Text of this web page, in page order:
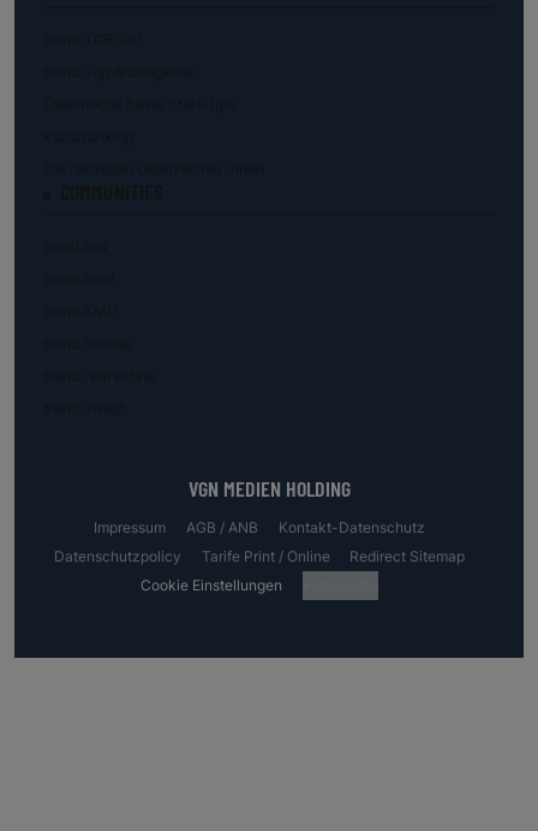
VGN MEDIEN HOLDING
Impressum AGB / ANB
Kontakt-Datenschutz
Datenschutzpolicy
Tarife Print / Online
Redirect Sitemap
Cookie Einstellungen